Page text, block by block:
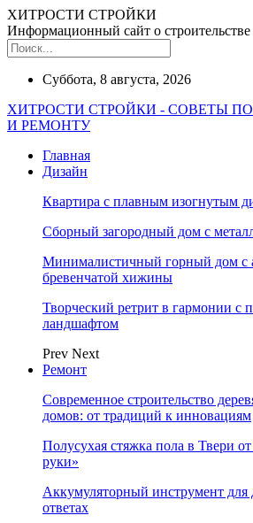
ХИТРОСТИ СТРОЙКИ
Информационный сайт о
Суббота, 8 августа, 2026
ХИТРОСТИ СТРОЙКИ - СОВЕТЫ
И РЕМОНТУ
Главная
Дизайн
Квартира с плавным изогнутым
Сборный загородный дом с
Минималистичный горный дом с
бревенчатой хижины
Творческий ретрит в гармонии с
ландшафтом
Prev Next
Ремонт
Современное строительство
домов: от традиций к инновациям
Полусухая стяжка пола в Твери
руки»
Аккумуляторный инструмент для
ответах